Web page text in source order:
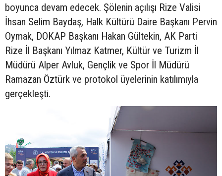
boyunca devam edecek. Şölenin açılışı Rize Valisi
İhsan Selim Baydaş, Halk Kültürü Daire Başkanı Pervin
Oymak, DOKAP Başkanı Hakan Gültekin, AK Parti
Rize İl Başkanı Yılmaz Katmer, Kültür ve Turizm İl
Müdürü Alper Avluk, Gençlik ve Spor İl Müdürü
Ramazan Öztürk ve protokol üyelerinin katılımıyla
gerçekleşti.